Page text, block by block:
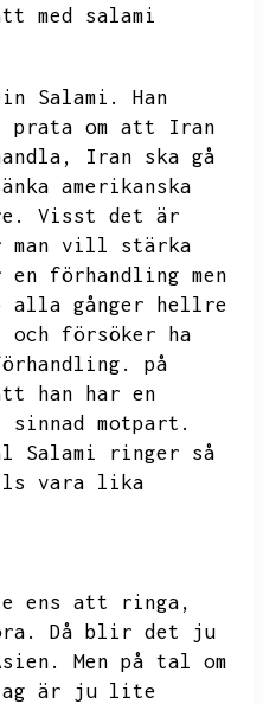
med salami
Salami.
Han
prata om att Iran
Iran ska gå
amerikanska
Visst det är
man vill stärka
förhandling men
alla gånger hellre
och försöker ha
på
han har en
sinnad motpart.
Salami ringer så
vara lika
ens att ringa,
Då blir det ju
Men på tal om
är ju lite